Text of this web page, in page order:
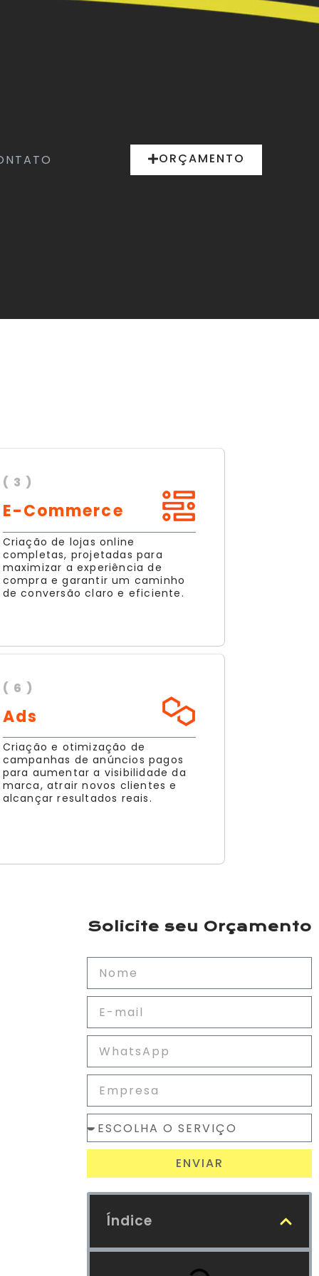
ORÇAMENTO
( 3 )
E-Commerce
Criação de lojas online
completas, projetadas para
maximizar a experiência de
compra e garantir um caminho
de conversão claro e eficiente.
( 6 )
Ads
Criação e otimização de
campanhas de anúncios pagos
para aumentar a visibilidade da
marca, atrair novos clientes e
alcançar resultados reais.
Solicite seu Orçamento
ENVIAR
Índice